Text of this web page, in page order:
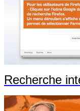
Recherche